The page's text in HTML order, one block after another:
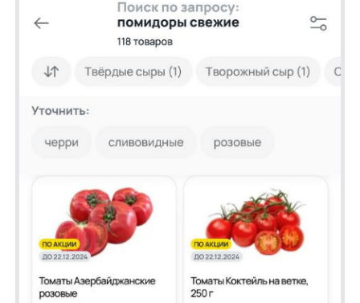
Запрос «газировка»
Раньше поиск включал все газированные
напитки, включая минеральную воду.
С новой стратегией в ТОП-3 теперь
напитки.